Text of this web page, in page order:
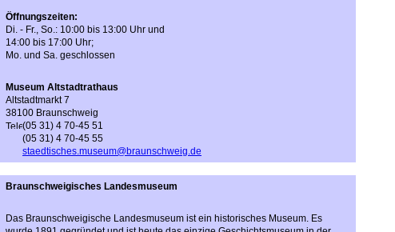
Öffnungszeiten:
Di. - Fr., So.: 10:00 bis 13:00 Uhr und
14:00 bis 17:00 Uhr;
Mo. und Sa. geschlossen
Museum Altstadtrathaus
Altstadtmarkt 7
38100 Braunschweig
(05 31) 4 70-45 51
(05 31) 4 70-45 55
staedtisches.museum@braunschweig.de
Braunschweigisches Landesmuseum
Das Braunschweigische Landesmuseum ist ein historisches Museum. Es